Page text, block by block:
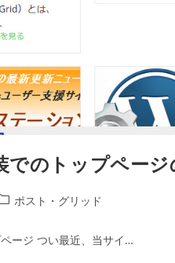
のトップページ
ポスト・グリッド
ージ つい最近、当サイ…